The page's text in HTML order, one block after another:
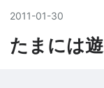
2011-01-30
たまには